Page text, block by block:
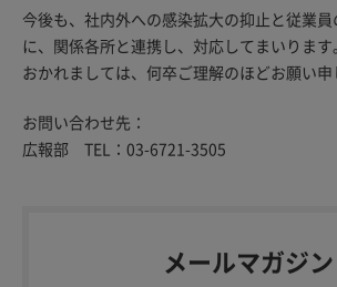
今後も、社内外への感染拡大の抑止と従業
に、関係各所と連携し、対応してまいりま
おかれましては、何卒ご理解のほどお願い申
お問い合わせ先：
広報部 TEL：03-6721-3505
メールマガジン